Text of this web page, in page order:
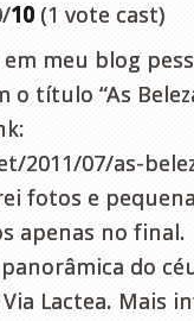
10 (1 vote cast)
meu blog
título “As
2011/07/as-
fotos e
apenas no final.
do
Lactea. Mais